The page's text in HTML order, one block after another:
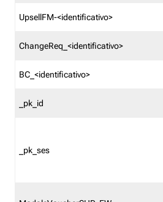
UpsellFM-<identificativo>
ChangeReq_<identificativo>
BC_<identificativo>
_pk_id
_pk_ses